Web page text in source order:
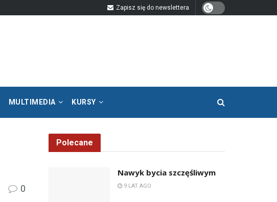
Zapisz się do newslettera
MULTIMEDIA KURSY
0
Polecane
Nawyk bycia szczęśliwym
9 LAT AGO